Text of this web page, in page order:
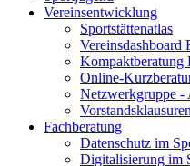
Vereinsentwicklung
Sportstättenatlas
Vereinsdashboard
Kompaktberatung
Online-
Netzwerkgruppe -
Vorstandsklausuren
Fachberatung
Datenschutz im
Digitalisierung im